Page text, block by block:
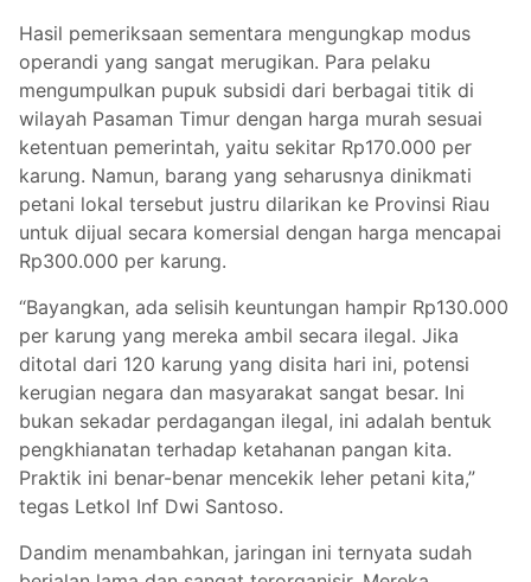
Hasil pemeriksaan sementara mengungkap modus
operandi yang sangat merugikan. Para pelaku
mengumpulkan pupuk subsidi dari berbagai titik di
wilayah Pasaman Timur dengan harga murah sesuai
ketentuan pemerintah, yaitu sekitar Rp170.000 per
karung. Namun, barang yang seharusnya dinikmati
petani lokal tersebut justru dilarikan ke Provinsi Riau
untuk dijual secara komersial dengan harga mencapai
Rp300.000 per karung.
“Bayangkan, ada selisih keuntungan hampir Rp130.000
per karung yang mereka ambil secara ilegal. Jika
ditotal dari 120 karung yang disita hari ini, potensi
kerugian negara dan masyarakat sangat besar. Ini
bukan sekadar perdagangan ilegal, ini adalah bentuk
pengkhianatan terhadap ketahanan pangan kita.
Praktik ini benar-benar mencekik leher petani kita,”
tegas Letkol Inf Dwi Santoso.
Dandim menambahkan, jaringan ini ternyata sudah